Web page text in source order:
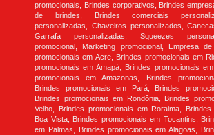
promocionais, Brindes corporativos, Brindes
de brindes, Brindes comerciais
personalizadas, Chaveiros personalizados,
Garrafa personalizadas, Squeezes
promocional, Marketing promocional, Empresa
promocionais em Acre, Brindes promocionais em
promocionais em Amapá, Brindes promocionais
promocionais em Amazonas, Brindes
Brindes promocionais em Pará, Brindes
Brindes promocionais em Rondônia, Brindes
Velho, Brindes promocionais em Roraima,
Boa Vista, Brindes promocionais em Tocantins,
em Palmas, Brindes promocionais em Alagoas,